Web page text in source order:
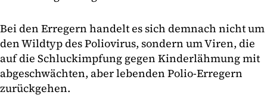
Bei den Erregern handelt es sich demnach nicht um
den Wildtyp des Poliovirus, sondern um Viren, die
auf die Schluckimpfung gegen Kinderlähmung mit
abgeschwächten, aber lebenden Polio-Erregern
zurückgehen.